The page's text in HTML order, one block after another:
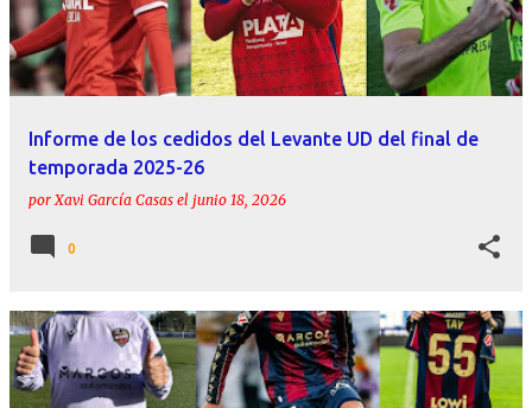
a
d
Informe de los cedidos del Levante UD del final de
temporada 2025-26
porXavi García Casas el junio 18, 2026
0